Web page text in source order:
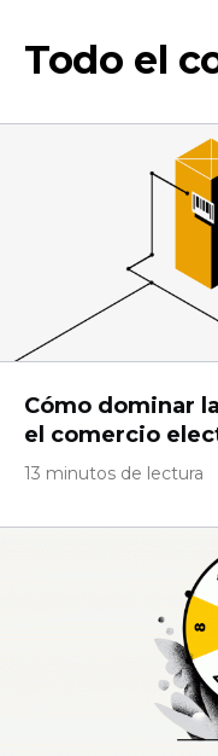
Todo el
Cómo dominar
el comercio
13 minutos de lectura